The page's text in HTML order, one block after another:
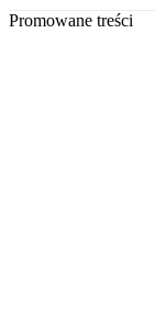
Promowane treści